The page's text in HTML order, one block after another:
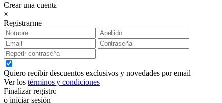
Crear una cuenta
×
Registrarme
Quiero recibir descuentos exclusivos y novedades por email
Ver los términos y condiciones
Finalizar registro
o iniciar sesión